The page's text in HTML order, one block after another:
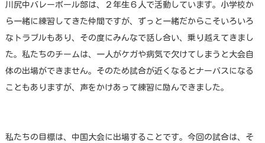
川尻中バレーボール部は、２年生６人で活動しています。小学校か
ら一緒に練習してきた仲間ですが、ずっと一緒だからこそいろいろ
なトラブルもあり、その度にみんなで話し合い、乗り越えてきまし
た。私たちのチームは、一人がケガや病気で欠けてしまうと大会自
体の出場ができません。そのため試合が近くなるとナーバスになる
こともありますが、声をかけあって練習に励んできました。
私たちの目標は、中国大会に出場することです。今回の試合は、そ